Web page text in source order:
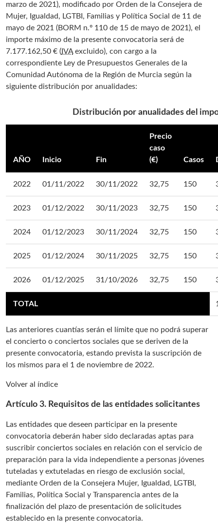
marzo de 2021), modificado por Orden de la Consejera de
Mujer, Igualdad, LGTBI, Familias y Política Social de 11 de
mayo de 2021 (BORM n.º 110 de 15 de mayo de 2021), el
importe máximo de la presente convocatoria será de
7.177.162,50 € ( IVAexcluido), con cargo a la
correspondiente Ley de Presupuestos Generales de la
Comunidad Autónoma de la Región de Murcia según la
siguiente distribución por anualidades:
Distribución por anualidades del
AÑO Inicio Fin
Precio
caso
(€)
Casos
2022 01/11/2022 30/11/2022 32,75 150
2023 01/12/2022 30/11/2023 32,75 150
2024 01/12/2023 30/11/2024 32,75 150
2025 01/12/2024 30/11/2025 32,75 150
2026 01/12/2025 31/10/2026 32,75 150
TOTAL
Las anteriores cuantías serán el límite que no podrá superar
el concierto o conciertos sociales que se deriven de la
presente convocatoria, estando prevista la suscripción de
los mismos para el 1 de noviembre de 2022.
Volver al índice
Artículo 3. Requisitos de las entidades solicitantes
Las entidades que deseen participar en la presente
convocatoria deberán haber sido declaradas aptas para
suscribir conciertos sociales en relación con el servicio de
preparación para la vida independiente a personas jóvenes
tuteladas y extuteladas en riesgo de exclusión social,
mediante Orden de la Consejera Mujer, Igualdad, LGTBI,
Familias, Política Social y Transparencia antes de la
finalización del plazo de presentación de solicitudes
establecido en la presente convocatoria.